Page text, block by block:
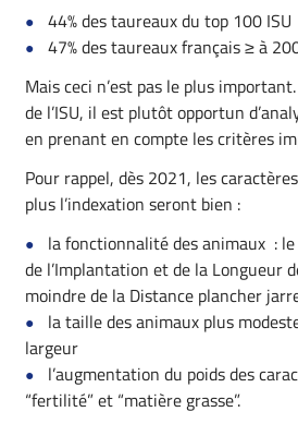
44% des taureaux du top 100 ISU
47% des taureaux français ≥ à
Mais ceci n’est pas le plus
de l’ISU, il est plutôt opportun
en prenant en compte les critères
Pour rappel, dès 2021, les
plus l’indexation seront bien :
la fonctionnalité des animaux :
de l’Implantation et de la Longueur
moindre de la Distance plancher
la taille des animaux plus
largeur
l’augmentation du poids des
“fertilité” et “matière grasse”.